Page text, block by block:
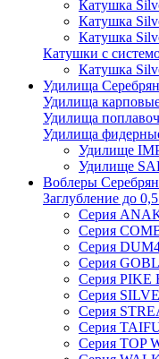
Катушка
Катушка
Катушка
Катушки с
Катушка
Удилища
Удилища
Удилища
Удилища
Удилище
Удилище
Воблеры
Заглубление до
Серия
Серия
Серия
Серия
Серия PIKE
Серия
Серия
Серия
Серия TOP